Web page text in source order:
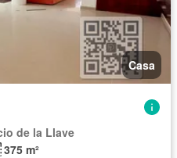
Casa
de la Llave
375 m²